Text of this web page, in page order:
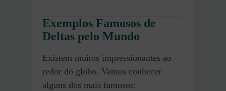
Exemplos Famosos de
Deltas pelo Mundo
Existem muitos impressionantes ao
redor do globo. Vamos conhecer
alguns dos mais famosos: